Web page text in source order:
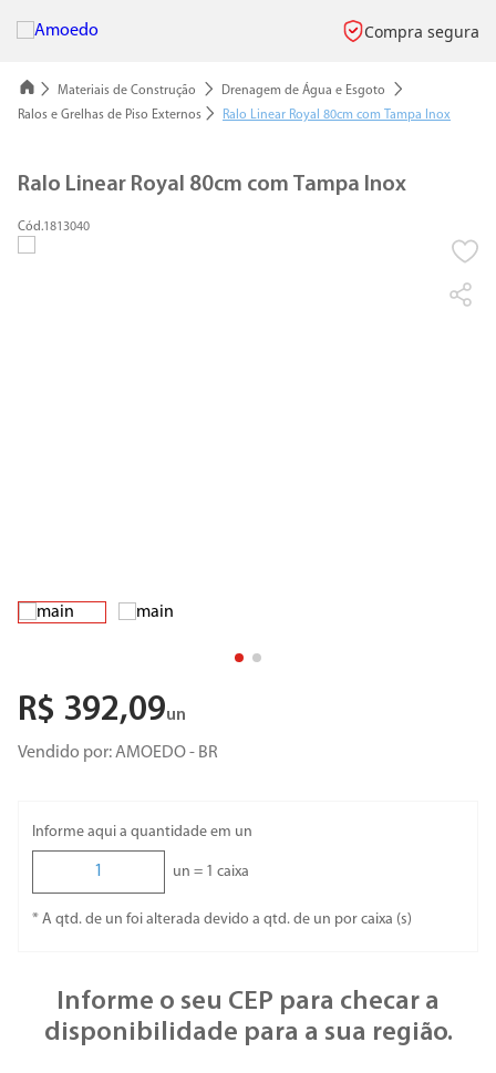
Compra segura
Materiais de Construção
Drenagem de Água e Esgoto
Ralos e Grelhas de Piso Externos
Ralo Linear Royal 80cm com Tampa Inox
Ralo Linear Royal 80cm com Tampa Inox
1813040
R$ 392,09un
Vendido por:AMOEDO - BR
Informe aqui a quantidade em un
un = 1 caixa
* A qtd. de un foi alterada devido a qtd. de un por caixa (s)
Informe o seu CEP para checar a
disponibilidade para a sua região.